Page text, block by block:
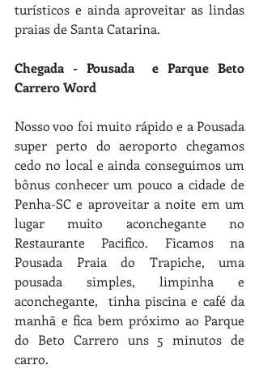
turísticos e ainda aproveitar as lindas
praias de Santa Catarina.
Chegada - Pousada  e Parque Beto
Carrero Word
Nosso voo foi muito rápido e a Pousada
super perto do aeroporto chegamos
cedo no local e ainda conseguimos um
bônus conhecer um pouco a cidade de
Penha-SC e aproveitar a noite em um
lugar muito aconchegante no
Restaurante Pacifico. Ficamos na
Pousada Praia do Trapiche, uma
pousada simples, limpinha e
aconchegante,  tinha piscina e café da
manhã e fica bem próximo ao Parque
do Beto Carrero uns 5 minutos de
carro.